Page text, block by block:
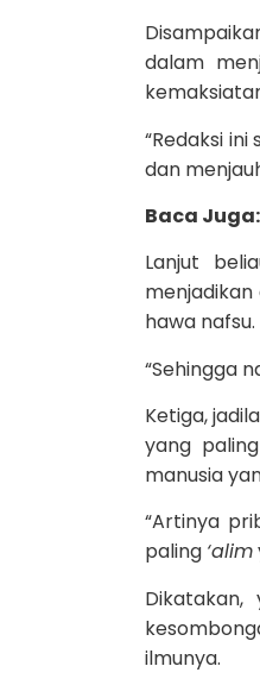
dalam
“Redaksi
dan
Baca Juga:
Lanjut
hawa nafsu.
“Sehingga
Ketiga,
yang
manusia
“Artinya
paling ‘alim
ilmunya.